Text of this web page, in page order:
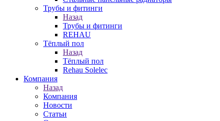
Трубы и фитинги
Назад
Трубы и фитинги
REHAU
Тёплый пол
Назад
Тёплый пол
Rehau Solelec
Компания
Назад
Компания
Новости
Статьи